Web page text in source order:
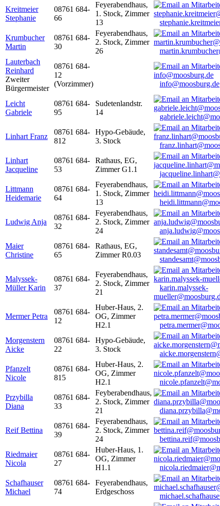
Kreitmeier
Stephanie
08761 684-
66
Feyerabendhaus,
1. Stock, Zimmer
13
Krumbucher
Martin
08761 684-
30
Feyerabendhaus,
2. Stock, Zimmer
26
Lauterbach
Reinhard
Zweiter
Bürgermeister
08761 684-
12
(Vorzimmer)
info@moosburg.de
Leicht
Gabriele
08761 684-
95
Sudetenlandstr.
14
Linhart Franz
08761 684-
812
Hypo-Gebäude,
3. Stock
Linhart
Jacqueline
08761 684-
53
Rathaus, EG,
Zimmer G1.1
Littmann
Heidemarie
08761 684-
64
Feyerabendhaus,
1. Stock, Zimmer
13
Ludwig Anja
08761 684-
32
Feyerabendhaus,
2. Stock, Zimmer
24
Maier
Christine
08761 684-
65
Rathaus, EG,
Zimmer R0.03
Malyssek-
Müller Karin
08761 684-
37
Feyerabendhaus,
2. Stock, Zimmer
21
karin.malyssek-
Mermer Petra
08761 684-
12
Huber-Haus, 2.
OG, Zimmer
H2.1
Morgenstern
Aicke
08761 684-
22
Hypo-Gebäude,
3. Stock
Pfanzelt
Nicole
08761 684-
815
Huber-Haus, 2.
OG, Zimmer
H2.1
Przybilla
Diana
08761 684-
33
Feyberabendhaus,
2. Stock, Zimmer
21
Reif Bettina
08761 684-
39
Feyerabendhaus,
2. Stock, Zimmer
24
Riedmaier
Nicola
08761 684-
27
Huber-Haus, 1.
OG, Zimmer
H1.1
Schafhauser
Michael
08761 684-
74
Feyerabendhaus,
Erdgeschoss